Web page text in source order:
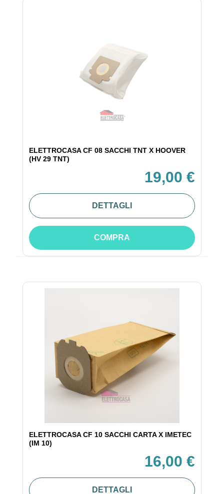
ELETTROCASA CF 08 SACCHI TNT X HOOVER
(HV 29 TNT)
19,00 €
DETTAGLI
COMPRA
ELETTROCASA CF 10 SACCHI CARTA X IMETEC
(IM 10)
16,00 €
DETTAGLI